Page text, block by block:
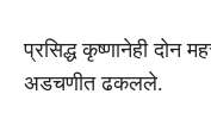
प्रसिद्ध कृष्णानेही दोन
अडचणीत ढकलले.